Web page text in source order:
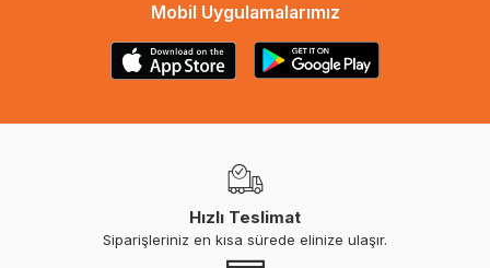
Mobil Uygulamalarımız
Hızlı Teslimat
Siparişleriniz en kısa sürede elinize ulaşır.